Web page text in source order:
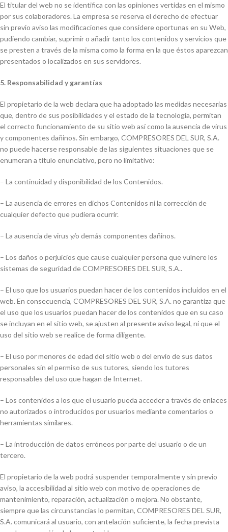
El titular del web no se identifica con las opiniones vertidas en el mismo
por sus colaboradores. La empresa se reserva el derecho de efectuar
sin previo aviso las modificaciones que considere oportunas en su Web,
pudiendo cambiar, suprimir o añadir tanto los contenidos y servicios que
se presten a través de la misma como la forma en la que éstos aparezcan
presentados o localizados en sus servidores.
5. Responsabilidad y garantías
El propietario de la web declara que ha adoptado las medidas necesarias
que, dentro de sus posibilidades y el estado de la tecnología, permitan
el correcto funcionamiento de su sitio web así como la ausencia de virus
y componentes dañinos. Sin embargo, COMPRESORES DEL SUR, S.A.
no puede hacerse responsable de las siguientes situaciones que se
enumeran a título enunciativo, pero no limitativo:
– La continuidad y disponibilidad de los Contenidos.
– La ausencia de errores en dichos Contenidos ni la corrección de
cualquier defecto que pudiera ocurrir.
– La ausencia de virus y/o demás componentes dañinos.
– Los daños o perjuicios que cause cualquier persona que vulnere los
sistemas de seguridad de COMPRESORES DEL SUR, S.A..
– El uso que los usuarios puedan hacer de los contenidos incluidos en el
web. En consecuencia, COMPRESORES DEL SUR, S.A. no garantiza que
el uso que los usuarios puedan hacer de los contenidos que en su caso
se incluyan en el sitio web, se ajusten al presente aviso legal, ni que el
uso del sitio web se realice de forma diligente.
– El uso por menores de edad del sitio web o del envío de sus datos
personales sin el permiso de sus tutores, siendo los tutores
responsables del uso que hagan de Internet.
– Los contenidos a los que el usuario pueda acceder a través de enlaces
no autorizados o introducidos por usuarios mediante comentarios o
herramientas similares.
– La introducción de datos erróneos por parte del usuario o de un
tercero.
El propietario de la web podrá suspender temporalmente y sin previo
aviso, la accesibilidad al sitio web con motivo de operaciones de
mantenimiento, reparación, actualización o mejora. No obstante,
siempre que las circunstancias lo permitan, COMPRESORES DEL SUR,
S.A. comunicará al usuario, con antelación suficiente, la fecha prevista